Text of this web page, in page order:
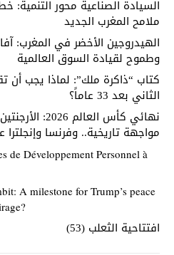
السيادة الصناعية محور
ملامح المغرب الجديد
الهيدروجين الأخضر في المغرب:
وطموح لقيادة السوق العالمية
كتاب “ذاكرة ملك”: لماذا يجب أن
الثاني بعد 33 عاماً؟
نهائي كأس العالم
مواجهة تاريخية.. وفرنسا وإنجلترا
de Développement Personnel à
A milestone for Trump’s peace
افتتاحية الثعلب (53)